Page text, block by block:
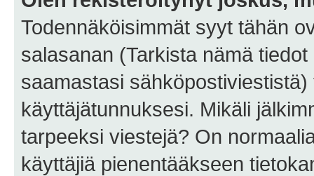
Todennäköisimmät syyt tähän
salasanan (Tarkista nämä
saamastasi
käyttäjätunnuksesi. Mikäli
tarpeeksi viestejä? On
käyttäjiä pienentääkseen